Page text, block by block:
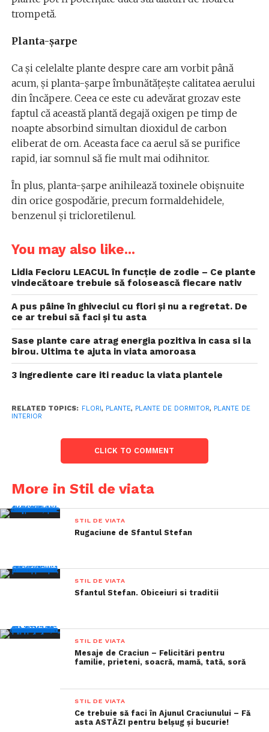
trompetă.
Planta-șarpe
Ca și celelalte plante despre care am vorbit până
acum, și planta-șarpe îmbunătățește calitatea aerului
din încăpere. Ceea ce este cu adevărat grozav este
faptul că această plantă degajă oxigen pe timp de
noapte absorbind simultan dioxidul de carbon
eliberat de om. Aceasta face ca aerul să se purifice
rapid, iar somnul să fie mult mai odihnitor.
În plus, planta-șarpe anihilează toxinele obișnuite
din orice gospodărie, precum formaldehidele,
benzenul și tricloretilenul.
You may also like...
Lidia Fecioru LEACUL în funcție de zodie – Ce plante
vindecătoare trebuie să folosească fiecare nativ
A pus pâine în ghiveciul cu flori și nu a regretat. De
ce ar trebui să faci și tu asta
Sase plante care atrag energia pozitiva in casa si la
birou. Ultima te ajuta in viata amoroasa
3 ingrediente care iti readuc la viata plantele
RELATED TOPICS: FLORI, PLANTE, PLANTE DE DORMITOR, PLANTE DE
INTERIOR
CLICK TO COMMENT
More in Stil de viata
STIL DE VIATA
Rugaciune de Sfantul Stefan
STIL DE VIATA
Sfantul Stefan. Obiceiuri si traditii
STIL DE VIATA
Mesaje de Craciun – Felicitări pentru
familie, prieteni, soacră, mamă, tată, soră
STIL DE VIATA
Ce trebuie să faci în Ajunul Craciunului – Fă
asta ASTĂZI pentru belșug și bucurie!